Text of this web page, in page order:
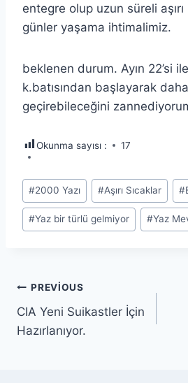
entegre olup uzun süreli aşırı
günler yaşama ihtimalimiz.
beklenen durum. Ayın 22’si
k.batısından başlayarak
geçirebileceğini
Okunma sayısı : 17
Post
Tags:
#2000 Yazı #Aşırı Sıcaklar #
#Yaz bir türlü gelmiyor #Yaz
Yazı
gezinmesi
PREVIOUS
CIA Yeni Suikastler İçin
Hazırlanıyor.